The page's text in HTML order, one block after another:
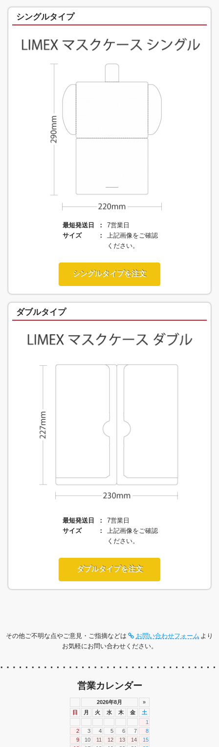
シングルタイプ
最短発送日
7営業日
サイズ
上記画像をご確認
ください。
シングルタイプを注文
ダブルタイプ
最短発送日
7営業日
サイズ
上記画像をご確認
ください。
ダブルタイプを注文
その他ご不明な点やご意見・ご指摘などは お問い合わせフォーム より
お気軽にお問い合わせください。
営業カレンダー